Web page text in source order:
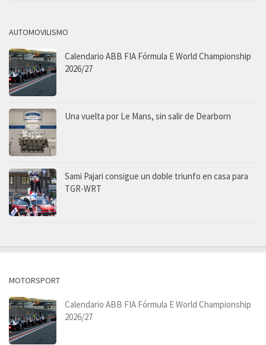
AUTOMOVILISMO
Calendario ABB FIA Fórmula E World Championship
2026/27
Una vuelta por Le Mans, sin salir de Dearborn
Sami Pajari consigue un doble triunfo en casa para
TGR-WRT
MOTORSPORT
Calendario ABB FIA Fórmula E World Championship
2026/27